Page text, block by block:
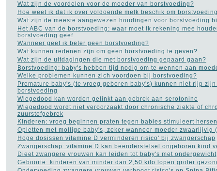
Muishand (4)
Multipel Myeloom(2)
Neurose (1)
Opvoeding en
zwangerschap(105)
Osteoporose(13)
Parkinson(16)
Pijn aan de rug (27)
Plasproblemen(9)
Plastische chirurgie(32)
Premenstrueel syndroom
(2)
Prostaatkanker(45)
Psoriasis(10)
Pyschose(10)
Reuma(18)
Rimpels(32)
Roken(55)
Rookverslaving (11)
Schizofrenie(9)
Sex(281)
Wat zijn de voordelen voor de moeder van borstvoeding?
Hoe weet ik dat ik over voldoende melk beschik om
Wat zijn de meeste aangewezen houdingen voor borstvoeding
Het ABC van de borstvoeding: waar moet ik rekening mee
borstvoeding geef
Wanneer geef ik beter geen borstvoeding?
Wat kunnen redenen zijn om geen borstvoeding te geven?
Wat zijn de uitdagingen die met borstvoeding gepaard gaan?
Borstvoeding: baby's hebben tijd nodig om te wennen aan
Welke problemen kunnen zich voordoen bij borstvoeding?
Premature baby's (te vroeg geboren baby's) kunnen niet rijp
borstvoeding
Wiegedood kan worden gelinkt aan gebrek aan serotonine
Wiegedood wordt niet veroorzaakt door chronische ziekte of
zuurstofgebrek
Kinderen: vroeg beginnen praten tegen babies stimuleert
Opletten met mollige baby's, zeker wanneer moeder zwaarlijvig
Hoge dosissen vitamine D verminderen risico' bij zwangerschap
Zwangerschap: vitamine D kan beenderstelsel ongeboren kind
Dieet zwangere vrouwen kan leiden tot baby's met ondergewicht
Geboorte: kinderen van minder dan 2,50 kilo lopen groter